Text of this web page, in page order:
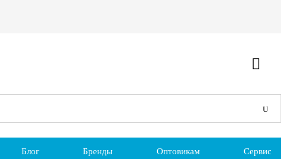
Блог Бренды Оптовикам Сервис